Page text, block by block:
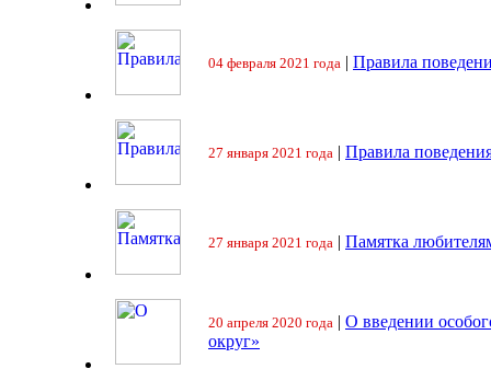
04 февраля 2021 года | Правила
27 января 2021 года | Правила
27 января 2021 года | Памятка
20 апреля 2020 года | О введении
округ»